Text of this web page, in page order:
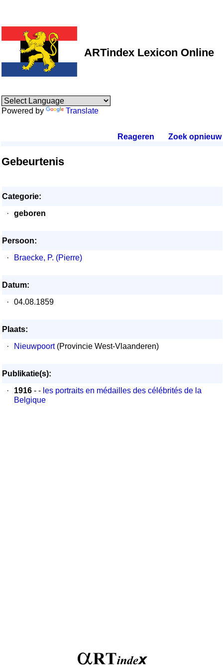
ARTindex Lexicon Online
Powered by Translate
Reageren Zoek opnieuw.
Gebeurtenis
Categorie:
·
geboren
Persoon:
·
Braecke, P. (Pierre)
Datum:
·
04.08.1859
Plaats:
·
Nieuwpoort(Provincie West-Vlaanderen)
Publikatie(s):
·
1916 - - les portraits en médailles des célébrités de la
Belgique